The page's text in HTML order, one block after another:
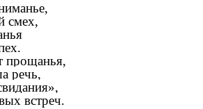
смех,
прощанья,
речь,
встреч.